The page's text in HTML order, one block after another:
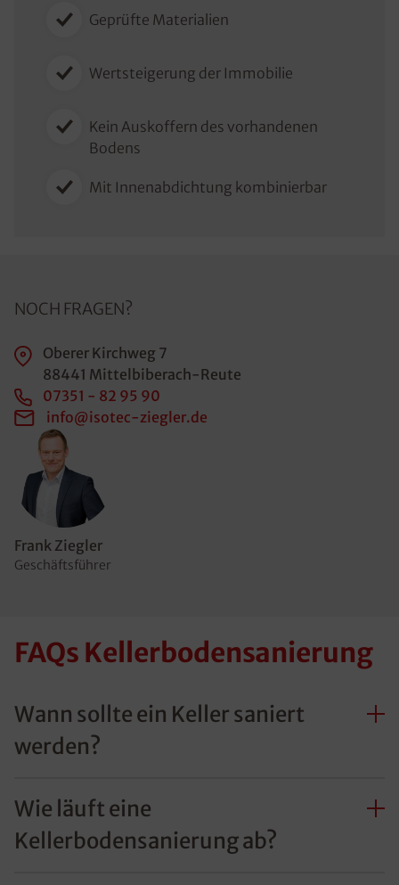
Geprüfte Materialien
Wertsteigerung der Immobilie
Kein Auskoffern des vorhandenen
Bodens
Mit Innenabdichtung kombinierbar
Frank Ziegler
Geschäftsführer
NOCH FRAGEN?
Oberer Kirchweg 7
88441 Mittelbiberach-Reute
07351 - 82 95 90
info@isotec-ziegler.de
FAQs Kellerbodensanierung
Wann sollte ein Keller saniert
werden?
Wie läuft eine
Kellerbodensanierung ab?